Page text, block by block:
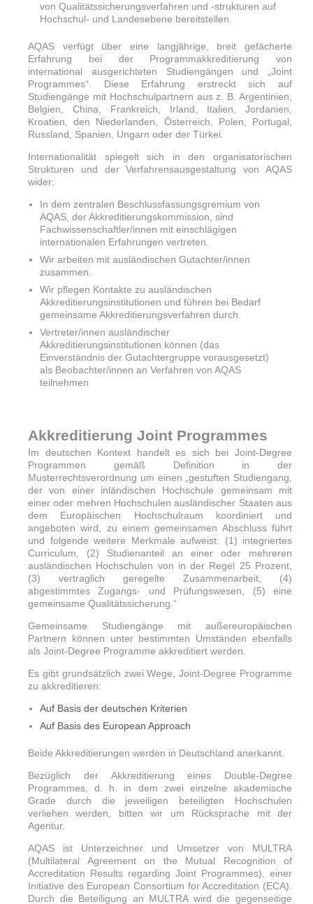
von Qualitätssicherungsverfahren und -strukturen auf
Hochschul- und Landesebene bereitstellen.
AQAS verfügt über eine langjährige, breit gefächerte
Erfahrung bei der Programmakkreditierung von
international ausgerichteten Studiengängen und „Joint
Programmes“. Diese Erfahrung erstreckt sich auf
Studiengänge mit Hochschulpartnern aus z. B. Argentinien,
Belgien, China, Frankreich, Irland, Italien, Jordanien,
Kroatien, den Niederlanden, Österreich, Polen, Portugal,
Russland, Spanien, Ungarn oder der Türkei.
Internationalität spiegelt sich in den organisatorischen
Strukturen und der Verfahrensausgestaltung von AQAS
wider:
In dem zentralen Beschlussfassungsgremium von
AQAS, der Akkreditierungskommission, sind
Fachwissenschaftler/innen mit einschlägigen
internationalen Erfahrungen vertreten.
Wir arbeiten mit ausländischen Gutachter/innen
zusammen.
Wir pflegen Kontakte zu ausländischen
Akkreditierungsinstitutionen und führen bei Bedarf
gemeinsame Akkreditierungsverfahren durch.
Vertreter/innen ausländischer
Akkreditierungsinstitutionen können (das
Einverständnis der Gutachtergruppe vorausgesetzt)
als Beobachter/innen an Verfahren von AQAS
teilnehmen
Akkreditierung Joint Programmes
Im deutschen Kontext handelt es sich bei Joint-Degree
Programmen gemäß Definition in der
Musterrechtsverordnung um einen „gestuften Studiengang,
der von einer inländischen Hochschule gemeinsam mit
einer oder mehren Hochschulen ausländischer Staaten aus
dem Europäischen Hochschulraum koordiniert und
angeboten wird, zu einem gemeinsamen Abschluss führt
und folgende weitere Merkmale aufweist: (1) integriertes
Curriculum, (2) Studienanteil an einer oder mehreren
ausländischen Hochschulen von in der Regel 25 Prozent,
(3) vertraglich geregelte Zusammenarbeit, (4)
abgestimmtes Zugangs- und Prüfungswesen, (5) eine
gemeinsame Qualitätssicherung.“
Gemeinsame Studiengänge mit außereuropäischen
Partnern können unter bestimmten Umständen ebenfalls
als Joint-Degree Programme akkreditiert werden.
Es gibt grundsätzlich zwei Wege, Joint-Degree Programme
zu akkreditieren:
Auf Basis der deutschen Kriterien
Auf Basis des European Approach
Beide Akkreditierungen werden in Deutschland anerkannt.
Bezüglich der Akkreditierung eines Double-Degree
Programmes, d. h. in dem zwei einzelne akademische
Grade durch die jeweiligen beteiligten Hochschulen
verliehen werden, bitten wir um Rücksprache mit der
Agentur.
AQAS ist Unterzeichner und Umsetzer von MULTRA
(Multilateral Agreement on the Mutual Recognition of
Accreditation Results regarding Joint Programmes), einer
Initiative des European Consortium for Accreditation (ECA).
Durch die Beteiligung an MULTRA wird die gegenseitige